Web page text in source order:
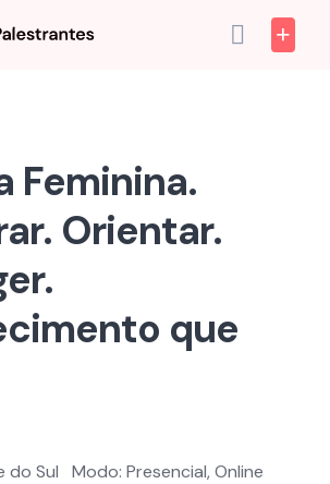
Feminina.
Orientar.
que
do Sul Modo: Presencial, Online